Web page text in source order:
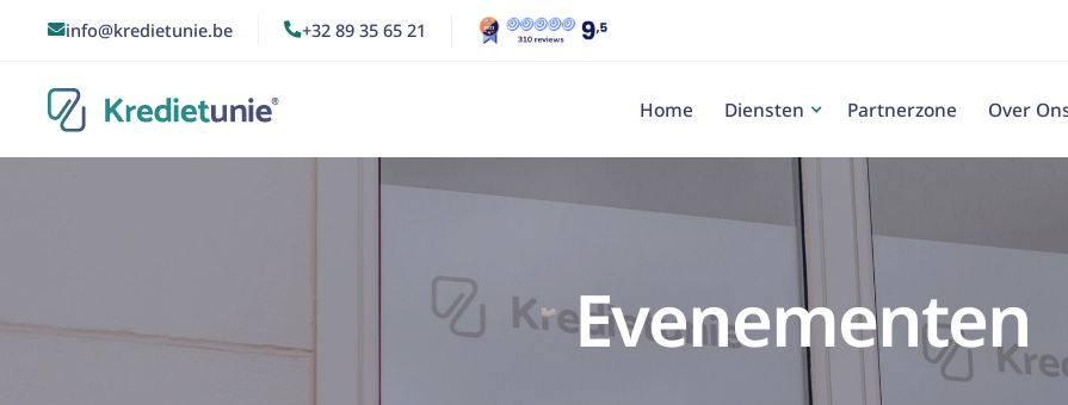
info@kredietunie.be +32 89 35 65 21
Home Diensten Partnerzone Over
Evenementen